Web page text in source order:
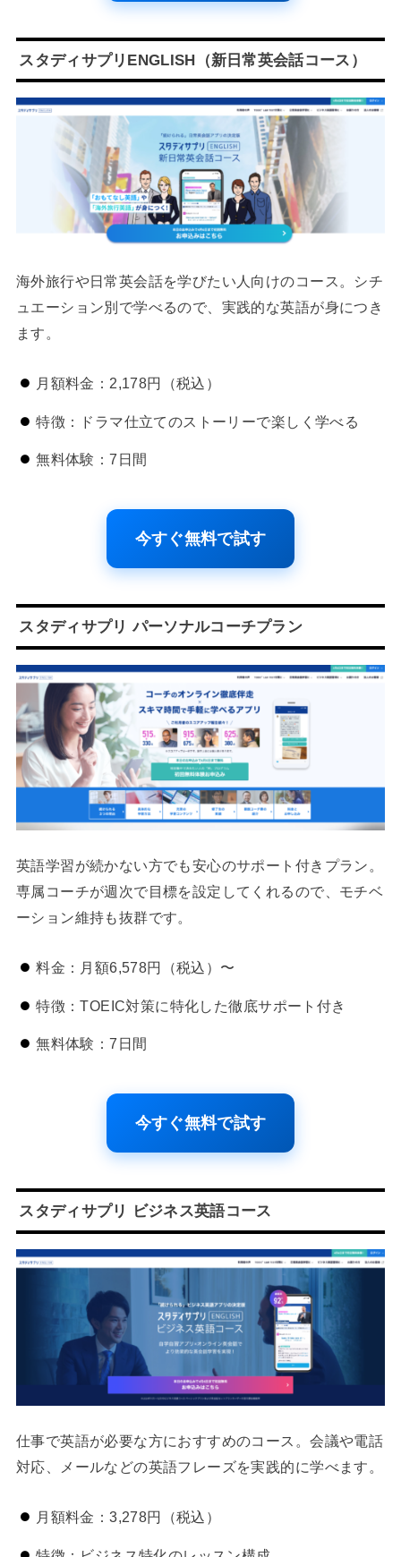
スタディサプリENGLISH（新日常英会話コース）
海外旅行や日常英会話を学びたい人向けのコース。シチ
ュエーション別で学べるので、実践的な英語が身につき
ます。
月額料金：2,178円（税込）
特徴：ドラマ仕立てのストーリーで楽しく学べる
無料体験：7日間
今すぐ無料で試す
スタディサプリ パーソナルコーチプラン
英語学習が続かない方でも安心のサポート付きプラン。
専属コーチが週次で目標を設定してくれるので、モチベ
ーション維持も抜群です。
料金：月額6,578円（税込）〜
特徴：TOEIC対策に特化した徹底サポート付き
無料体験：7日間
今すぐ無料で試す
スタディサプリ ビジネス英語コース
仕事で英語が必要な方におすすめのコース。会議や電話
対応、メールなどの英語フレーズを実践的に学べます。
月額料金：3,278円（税込）